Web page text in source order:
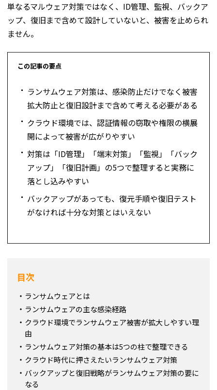
単なるマルウェア対策ではなく、ID管理、監視、バックア
ップ、復旧まで含めて設計していないと、被害を止められ
ません。
この記事の要点
ランサムウェア対策は、感染防止だけでなく被害
拡大防止と復旧設計まで含めて考える必要がある
クラウド環境では、認証情報の窃取や権限の横展
開によって被害が広がりやすい
対策は「ID管理」「端末対策」「監視」「バック
アップ」「復旧計画」の5つで整理すると実務に
落とし込みやすい
バックアップがあっても、復元手順や復旧テスト
がなければ十分な対策とはいえない
目次
ランサムウェアとは
ランサムウェアの主な感染経路
クラウド環境でランサムウェア被害が拡大しやすい理
由
ランサムウェア対策の基本は5つの柱で整理できる
クラウド時代に押さえたいランサムウェア対策
バックアップと復旧戦略がランサムウェア対策の要に
なる